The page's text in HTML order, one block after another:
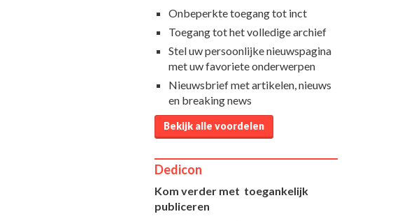
Onbeperkte toegang tot inct
Toegang tot het volledige archief
Stel uw persoonlijke nieuwspagina
met uw favoriete onderwerpen
Nieuwsbrief met artikelen, nieuws
en breaking news
Bekijk alle voordelen
Dedicon
Kom verder met toegankelijk
publiceren